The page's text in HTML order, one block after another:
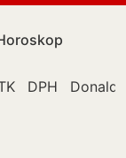
DPH Donald